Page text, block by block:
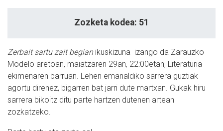
Zozketa kodea: 51
Zerbait sartu zait begianikuskizuna izango da Zarauzko
Modelo aretoan, maiatzaren 29an, 22:00etan, Literaturia
ekimenaren barruan. Lehen emanaldiko sarrera guztiak
agortu direnez, bigarren bat jarri dute martxan. Gukak hiru
sarrera bikoitz ditu parte hartzen dutenen artean
zozkatzeko.